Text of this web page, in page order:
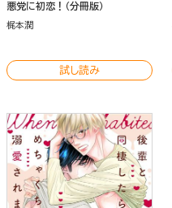
悪党に初恋！（分冊版）
梶本潤
試し読み